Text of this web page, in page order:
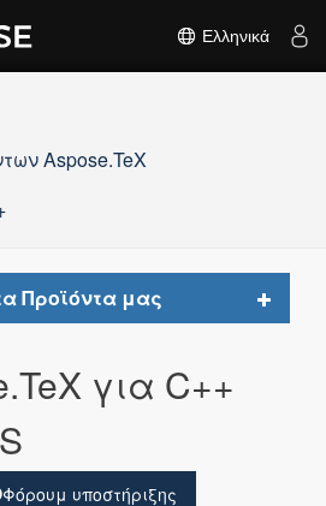
Ελληνικά
Aspose.TeX
Προϊόντα μας
Toggle
για C++
Φόρουμ υποστήριξης